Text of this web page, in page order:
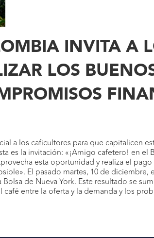
INVITA A
LOS
a los caficultores para que capitalicen
es la invitación: «¡Amigo cafetero! en
esta oportunidad y realiza el
El pasado martes, 10 de
de Nueva York. Este resultado se
entre la oferta y la demanda y los